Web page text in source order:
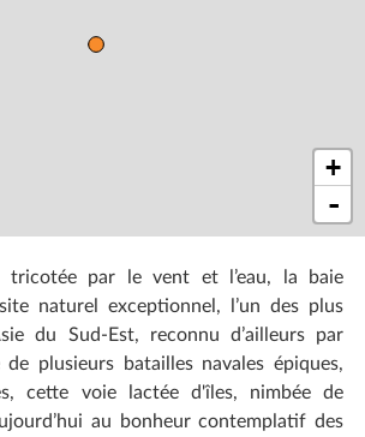
+
-
tricotée par le vent et l’eau, la baie
naturel exceptionnel, l’un des plus
du Sud-Est, reconnu d’ailleurs par
de plusieurs batailles navales épiques,
cette voie lactée d'îles, nimbée de
au bonheur contemplatif des